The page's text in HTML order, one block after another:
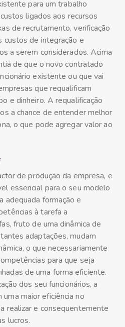
para um trabalho
ligados aos recursos
de recrutamento, verificação
de integração e
a serem considerados. Acima
de que o novo contratado
existente ou que vai
que requalificam
e dinheiro. A requalificação
a chance de entender melhor
o que pode agregar valor ao
de produção da empresa, e
essencial para o seu modelo
adequada formação e
à tarefa a
fruto de uma dinâmica de
adaptações, mudam
o que necessariamente
para que seja
de uma forma eficiente.
dos seu funcionários, a
maior eficiência no
realizar e consequentemente
lucros.